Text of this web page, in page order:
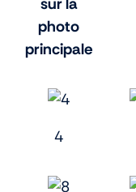
photo
principale
4